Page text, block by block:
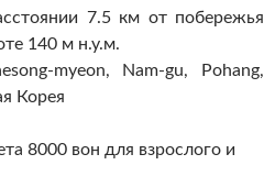
7.5 км от побережья
140 м н.у.м.
myeon, Nam-gu, Pohang,
Корея
8000 вон для взрослого и